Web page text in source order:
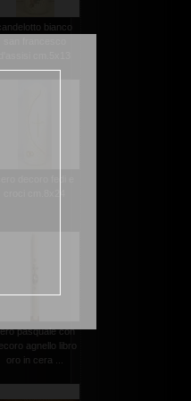
bianco
pasquale con
agnello libro
oro in cera ...